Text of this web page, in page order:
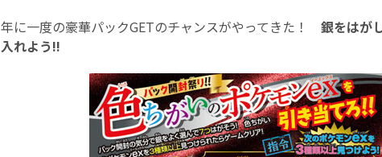
年に一度の豪華パックGETのチャンスがやってきた！ 銀をはが
入れよう!!